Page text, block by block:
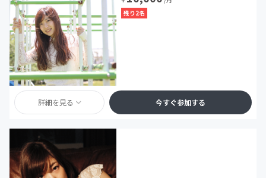
残り2名
詳細を見る 今すぐ参加する